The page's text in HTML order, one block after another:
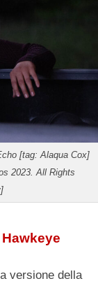
[tag: Alaqua Cox]
2023. All Rights
versione della